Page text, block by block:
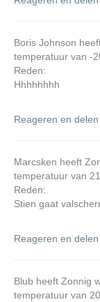
Boris Johnson
temperatuur van -
Reden:
Hhhhhhhh
Reageren en delen
Marcsken heeft
temperatuur van
Reden:
Stien gaat
Reageren en delen
Blub heeft Zonnig
temperatuur van